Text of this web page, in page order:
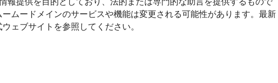
ムードメインのサービスや機能は変更される可能性があります。最新
ェブサイトを参照してください。